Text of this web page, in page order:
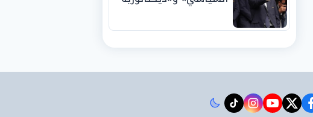
الفيفا».. وإقالة
facebook
twitter
youtube
instagram
tiktok